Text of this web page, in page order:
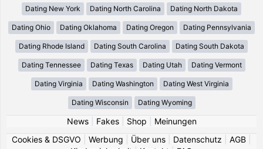
Dating New York Dating North Carolina Dating North Dakota
Dating Ohio Dating Oklahoma Dating Oregon Dating Pennsylvania
Dating Rhode Island Dating South Carolina Dating South Dakota
Dating Tennessee Dating Texas Dating Utah Dating Vermont
Dating Virginia Dating Washington Dating West Virginia
Dating Wisconsin Dating Wyoming
News| Fakes| Shop
Meinungen
Cookies & DSGVO
Werbung Über uns Datenschutz AGB